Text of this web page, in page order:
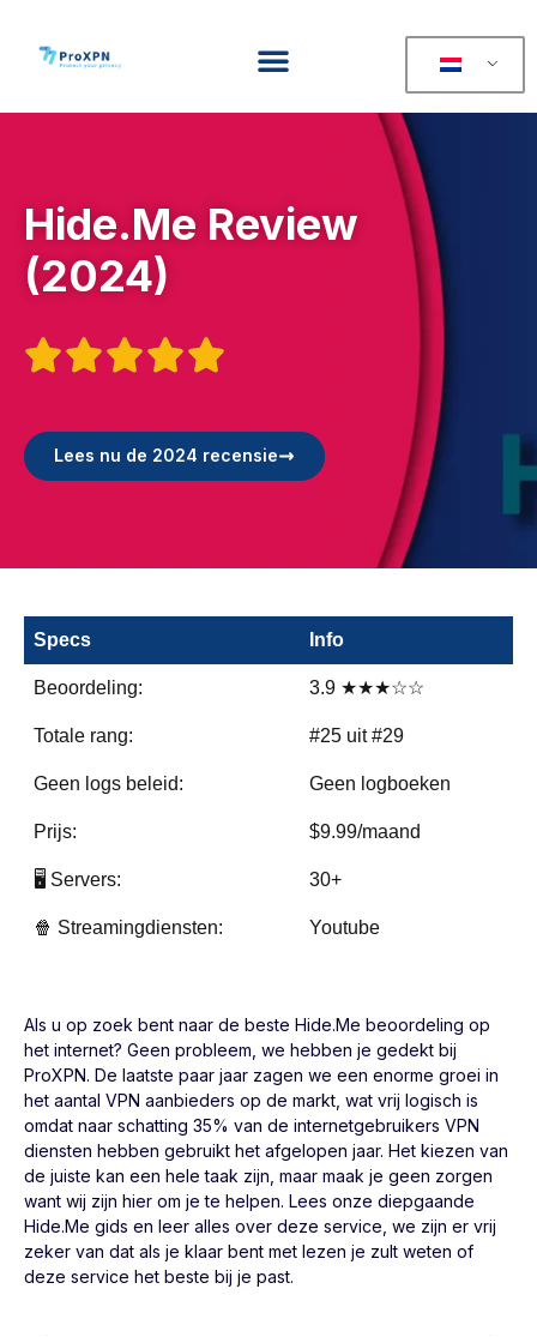
Hide.Me Review
(2024)

Lees nu de 2024 recensie
Specs Info
Beoordeling: 3.9 ★★★☆☆
Totale rang: #25 uit #29
Geen logs beleid: Geen logboeken
Prijs: $9.99/maand
🖥️ Servers: 30+
🍿 Streamingdiensten: Youtube
Als u op zoek bent naar de beste Hide.Me beoordeling op
het internet? Geen probleem, we hebben je gedekt bij
ProXPN. De laatste paar jaar zagen we een enorme groei in
het aantal VPN aanbieders op de markt, wat vrij logisch is
omdat naar schatting 35% van de internetgebruikers VPN
diensten hebben gebruikt het afgelopen jaar. Het kiezen van
de juiste kan een hele taak zijn, maar maak je geen zorgen
want wij zijn hier om je te helpen. Lees onze diepgaande
Hide.Me gids en leer alles over deze service, we zijn er vrij
zeker van dat als je klaar bent met lezen je zult weten of
deze service het beste bij je past.